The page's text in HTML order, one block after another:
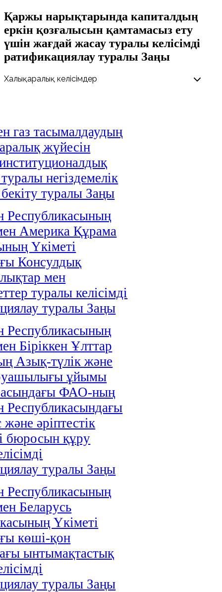
Қаржы нарықтарында капиталдың
еркін қозғалысын қамтамасыз ету
үшін жағдай жасау туралы келісімді
ратификациялау туралы Заңы
газ тасымалдаудың
жүйесін
туралы негіздемелік
бекіту туралы Заңы
Республикасының
Америка Құрама
Үкіметі
Консулдық
мен
туралы келісімді
туралы Заңы
Республикасының
Біріккен Ұлттар
Азық-түлік және
ұйымы
ФАО-ның
Республикасындағы
әріптестік
бюросын құру
туралы Заңы
Республикасының
Беларусь
Үкіметі
көші-қон
ынтымақтастық
туралы Заңы